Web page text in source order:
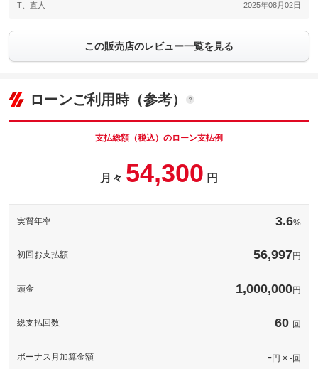
T、直人 2025年08月02日
この販売店のレビュー一覧を見る
ローンご利用時（参考）
支払総額（税込）のローン支払例
月々 54,300 円
実質年率 3.6%
初回お支払額 56,997円
頭金 1,000,000円
総支払回数 60 回
ボーナス月加算金額 -円 × -回